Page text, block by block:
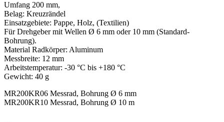
Umfang 200 mm,
Belag: Kreuzrändel
Einsatzgebiete: Pappe, Holz, (Textilien)
Für Drehgeber mit Wellen Ø 6 mm oder 10 mm (Standard-
Bohrung).
Material Radkörper: Aluminum
Messbreite: 12 mm
Arbeitstemperatur: -30 °C bis +180 °C
Gewicht: 40 g
MR200KR06 Messrad, Bohrung Ø 6 mm
MR200KR10 Messrad, Bohrung Ø 10 m